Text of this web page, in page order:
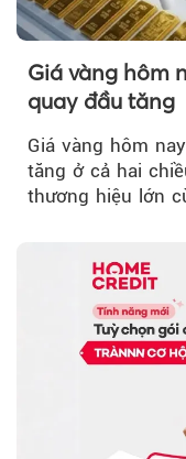
Giá vàng hôm
quay đầu tăng
Giá vàng hôm
tăng ở cả hai
thương hiệu lớn